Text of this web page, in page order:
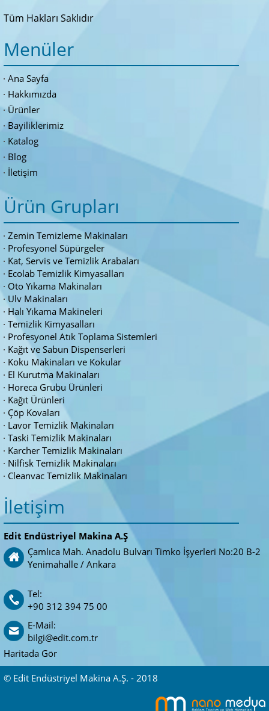
Tüm Hakları Saklıdır
Menüler
Ana Sayfa
Hakkımızda
Ürünler
Bayiliklerimiz
Katalog
Blog
İletişim
Ürün Grupları
Zemin Temizleme Makinaları
Profesyonel Süpürgeler
Kat, Servis ve Temizlik Arabaları
Ecolab Temizlik Kimyasalları
Oto Yıkama Makinaları
Ulv Makinaları
Halı Yıkama Makineleri
Temizlik Kimyasalları
Profesyonel Atık Toplama Sistemleri
Kağıt ve Sabun Dispenserleri
Koku Makinaları ve Kokular
El Kurutma Makinaları
Horeca Grubu Ürünleri
Kağıt Ürünleri
Çöp Kovaları
Lavor Temizlik Makinaları
Taski Temizlik Makinaları
Karcher Temizlik Makinaları
Nilfisk Temizlik Makinaları
Cleanvac Temizlik Makinaları
İletişim
Edit Endüstriyel Makina A.Ş
Çamlıca Mah. Anadolu Bulvarı Timko İşyerleri No:20 B-2
Yenimahalle / Ankara
Tel:
+90 312 394 75 00
E-Mail:
bilgi@edit.com.tr
Haritada Gör
© Edit Endüstriyel Makina A.Ş. - 2018